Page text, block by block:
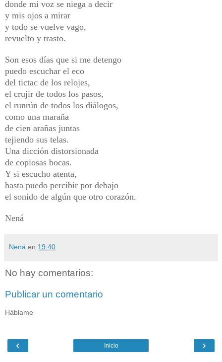
donde mi voz se niega a decir
y mis ojos a mirar
y todo se vuelve vago,
revuelto y trasto.
Son esos días que si me detengo
puedo escuchar el eco
del tictac de los relojes,
el crujir de todos los pasos,
el runrún de todos los diálogos,
como una maraña
de cien arañas juntas
tejiendo sus telas.
Una dicción distorsionada
de copiosas bocas.
Y si escucho atenta,
hasta puedo percibir por debajo
el sonido de algún que otro corazón.
Nená
Nená en 19:40
No hay comentarios:
Publicar un comentario
Háblame
‹ ›
Inicio